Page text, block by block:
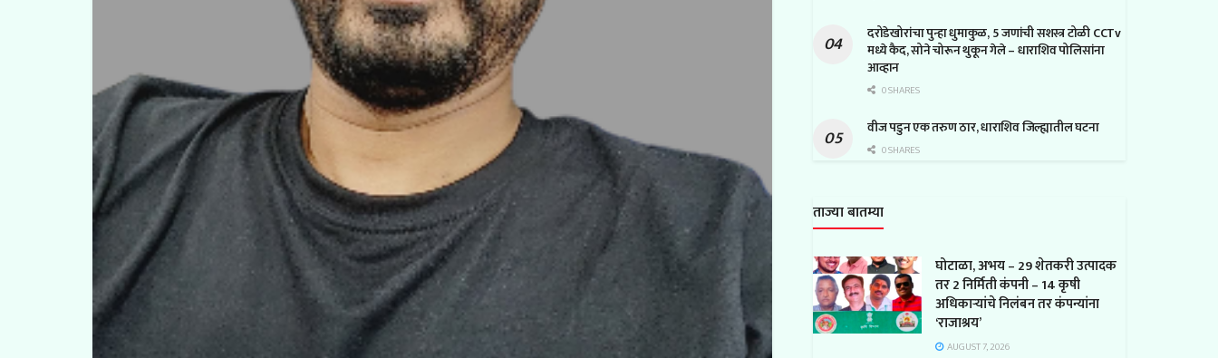
दरोडेखोरांचा पुन्हा धुमाकुळ, 5 जणांची सशस्त्र टोळी CCTv
मध्ये कैद, सोने चोरून थुकून गेले – धाराशिव पोलिसांना
आव्हान
0 SHARES
वीज पडुन एक तरुण ठार, धाराशिव जिल्ह्यातील घटना
0 SHARES
ताज्या बातम्या
घोटाळा, अभय – 29 शेतकरी उत्पादक
तर 2 निर्मिती कंपनी – 14 कृषी
अधिकाऱ्यांचे निलंबन तर कंपन्यांना
‘राजाश्रय’
AUGUST 7, 2026